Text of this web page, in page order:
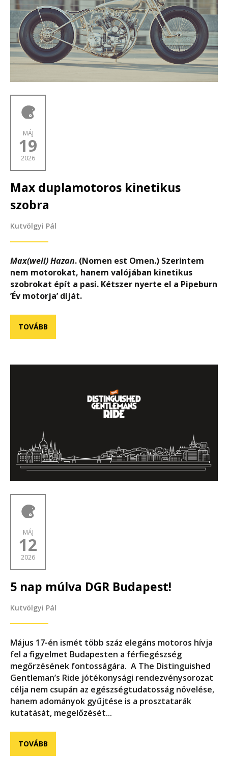
MÁJ
19
2026
Max duplamotoros kinetikus
szobra
Kutvölgyi Pál
Max(well) Hazan. (Nomen est Omen.) Szerintem
nem motorokat, hanem valójában kinetikus
szobrokat épít a pasi. Kétszer nyerte el a Pipeburn
’Év motorja’ díját.
TOVÁBB
MÁJ
12
2026
5 nap múlva DGR Budapest!
Kutvölgyi Pál
Május 17-én ismét több száz elegáns motoros hívja
fel a figyelmet Budapesten a férfiegészség
megőrzésének fontosságára. A The Distinguished
Gentleman’s Ride jótékonysági rendezvénysorozat
célja nem csupán az egészségtudatosság növelése,
hanem adományok gyűjtése is a prosztatarák
kutatását, megelőzését...
TOVÁBB